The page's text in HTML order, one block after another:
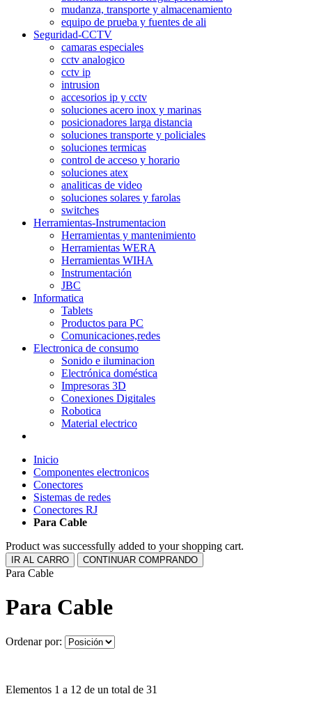
mudanza, transporte y almacenamiento
equipo de prueba y fuentes de ali
Seguridad-CCTV
camaras especiales
cctv analogico
cctv ip
intrusion
accesorios ip y cctv
soluciones acero inox y marinas
posicionadores larga distancia
soluciones transporte y policiales
soluciones termicas
control de acceso y horario
soluciones atex
analiticas de video
soluciones solares y farolas
switches
Herramientas-Instrumentacion
Herramientas y mantenimiento
Herramientas WERA
Herramientas WIHA
Instrumentación
JBC
Informatica
Tablets
Productos para PC
Comunicaciones,redes
Electronica de consumo
Sonido e iluminacion
Electrónica doméstica
Impresoras 3D
Conexiones Digitales
Robotica
Material electrico
Inicio
Componentes electronicos
Conectores
Sistemas de redes
Conectores RJ
Para Cable
Product was successfully added to your shopping cart.
IR AL CARRO CONTINUAR COMPRANDO
Para Cable
Para Cable
Ordenar por:
Elementos 1 a 12 de un total de 31